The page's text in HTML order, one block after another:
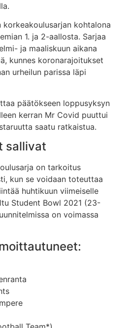
korkeakoulusarjan kohtalona
1. ja 2-aallosta. Sarjaa
ja maaliskuun aikana
kunnes koronarajoitukset
urheilun parissa läpi
päätökseen loppusyksyn
kerran Mr Covid puuttui
saatu ratkaistua.
sallivat
on tarkoitus
kun se voidaan toteuttaa
huhtikuun viimeiselle
Student Bowl 2021 (23-
on voimassa